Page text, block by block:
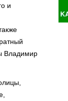
и
Владимир